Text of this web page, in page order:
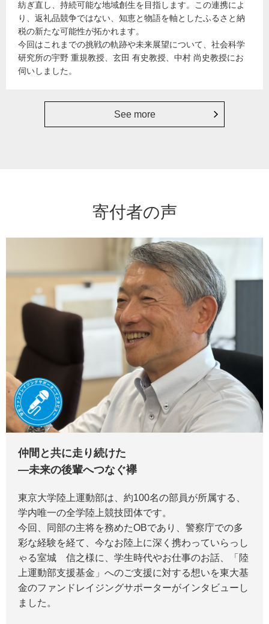
紡ぎ直し、持続可能な地域創生を目指します。この連携によ
り、返礼品競争ではない、知恵と物語を軸としたふるさと納
税の新たな可能性が拓かれます。
今回はこれまでの挑戦の軌跡や未来展望について、社会科学
研究所の宇野 重規教授、玄田 有史教授、中村 尚史教授にお
伺いしました。
See more
寄付者の声
仲間と共に走り続けた
―未来の後輩へつなぐ襷
東京大学陸上運動部は、約100名の部員が所属する、
学内唯一の全学陸上競技団体です。
今回、同部の主将を務めたOBであり、警察庁での多
彩な経験を経て、今なお陸上に深く携わっていらっし
ゃる室城 信之様に、学生時代やお仕事のお話、「陸
上運動部支援基金」へのご支援に対する想いを東大基
金のファンドレイジングサポーターがインタビューし
ました。